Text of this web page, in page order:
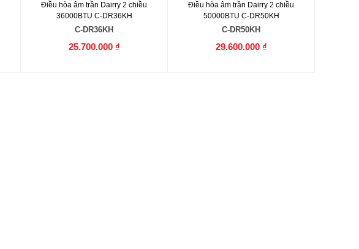
Điều hòa âm trần Dairry 2 chiều
36000BTU C-DR36KH
C-DR36KH
25.700.000 ₫
Điều hòa âm trần Dairry 2 chiều
50000BTU C-DR50KH
C-DR50KH
29.600.000 ₫